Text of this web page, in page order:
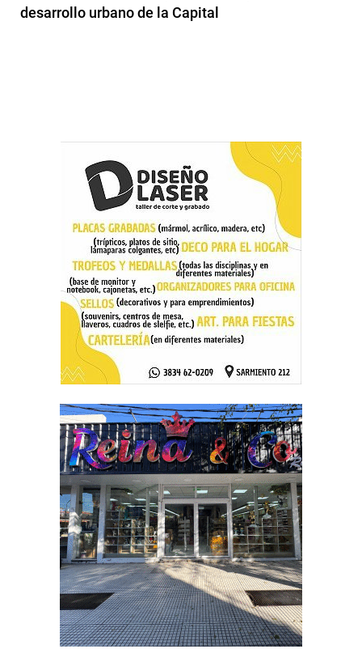
desarrollo urbano de la Capital